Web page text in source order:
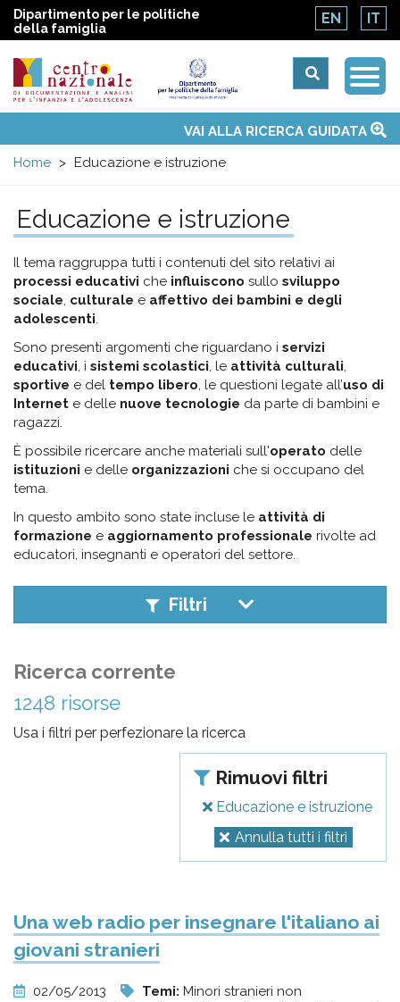
Dipartimento per le politiche
della famiglia
EN IT
Centro
nazionale
di
Documentazione
e
analisi
pr
l'infanzia
e
l'adolescenza
menu
Temi
Attività
Convenzione ONUVAI ALLA RICERCA GUIDATA
Home
Educazione e istruzione
Educazione e istruzione
Il tema raggruppa tutti i contenuti del sito relativi ai
processi educativi che influiscono sullo sviluppo
sociale, culturale e affettivo dei bambini e degli
adolescenti.
Sono presenti argomenti che riguardano i servizi
educativi, i sistemi scolastici, le attività culturali,
sportive e del tempo libero, le questioni legate all’uso di
Internet e delle nuove tecnologie da parte di bambini e
ragazzi.
È possibile ricercare anche materiali sull'operato delle
istituzioni e delle organizzazioni che si occupano del
tema.
In questo ambito sono state incluse le attività di
formazione e aggiornamento professionale rivolte ad
educatori, insegnanti e operatori del settore.
Filtri
Ricerca corrente
1248 risorse
Usa i filtri per perfezionare la ricerca
Rimuovi filtri
Educazione e istruzione
Annulla tutti i filtri
Una web radio per insegnare l'italiano ai
giovani stranieri
02/05/2013 Temi: Minori stranieri non